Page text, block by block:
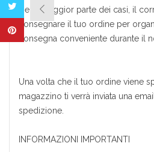
Nella maggior parte dei casi, il
consegnare il tuo ordine per
consegna conveniente durante il
Una volta che il tuo ordine viene
magazzino ti verrà inviata una
spedizione.
INFORMAZIONI IMPORTANTI